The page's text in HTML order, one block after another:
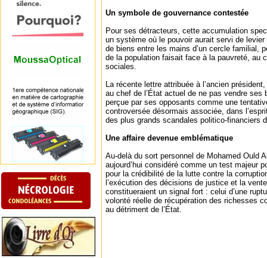
Un symbole de gouvernance contestée
Pour ses détracteurs, cette accumulation
un système où le pouvoir aurait servi de
de biens entre les mains d’un cercle familial,
de la population faisait face à la pauvreté, au
sociales.
La récente lettre attribuée à l’ancien
au chef de l’État actuel de ne pas vendre
perçue par ses opposants comme une
controversée désormais associée, dans
des plus grands scandales politico-financiers
Une affaire devenue emblématique
Au-delà du sort personnel de Mohamed Ould
aujourd’hui considéré comme un test majeur
pour la crédibilité de la lutte contre la
l’exécution des décisions de justice et la
constitueraient un signal fort : celui d’une
volonté réelle de récupération des richesses
au détriment de l’État.